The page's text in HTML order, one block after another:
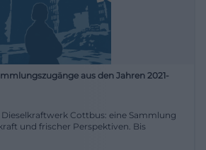
aus den Jahren 2021-
Cottbus: eine Sammlung
und frischer Perspektiven. Bis